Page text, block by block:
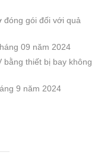
đóng gói đối với quả
09 năm 2024
bằng thiết bị bay không
9 năm 2024